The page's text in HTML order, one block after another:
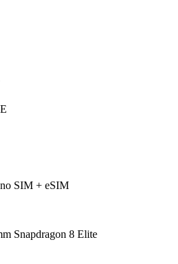
SIM + eSIM
Snapdragon 8 Elite